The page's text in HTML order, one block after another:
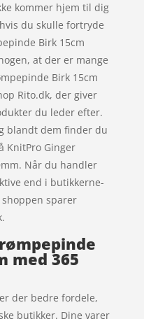
kommer hjem til dig
du skulle fortryde
Birk 15cm
at der er mange
Birk 15cm
Rito.dk, der giver
du leder efter.
blandt dem finder du
KnitPro Ginger
Når du handler
end i butikkerne-
sparer
med 365
der bedre fordele,
butikker. Dine varer